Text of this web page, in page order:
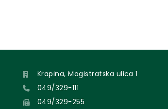
Krapina, Magistratska ulica 1
049/329-111
049/329-255